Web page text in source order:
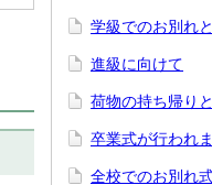
学級でのお別れ
進級に向けて
荷物の持ち帰り
卒業式が行われ
全校でのお別れ